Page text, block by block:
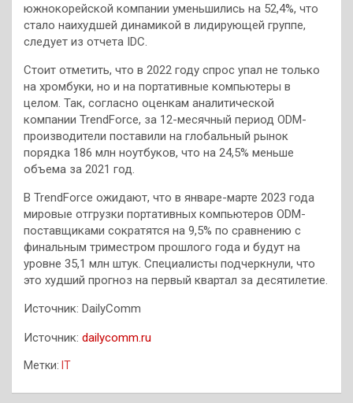
южнокорейской компании уменьшились на 52,4%, что
стало наихудшей динамикой в лидирующей группе,
следует из отчета IDC.
Стоит отметить, что в 2022 году спрос упал не только
на хромбуки, но и на портативные компьютеры в
целом. Так, согласно оценкам аналитической
компании TrendForce, за 12-месячный период ODM-
производители поставили на глобальный рынок
порядка 186 млн ноутбуков, что на 24,5% меньше
объема за 2021 год.
В TrendForce ожидают, что в январе-марте 2023 года
мировые отгрузки портативных компьютеров ODM-
поставщиками сократятся на 9,5% по сравнению с
финальным триместром прошлого года и будут на
уровне 35,1 млн штук. Специалисты подчеркнули, что
это худший прогноз на первый квартал за десятилетие.
Источник: DailyComm
Источник: dailycomm.ru
Метки: IT